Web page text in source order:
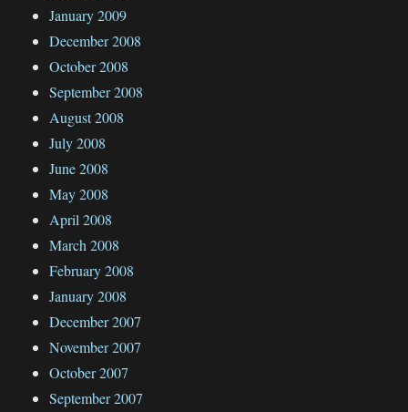
January 2009
December 2008
October 2008
September 2008
August 2008
July 2008
June 2008
May 2008
April 2008
March 2008
February 2008
January 2008
December 2007
November 2007
October 2007
September 2007